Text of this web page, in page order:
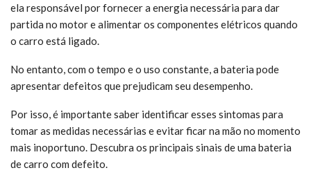
ela responsável por fornecer a energia necessária para dar
partida no motor e alimentar os componentes elétricos quando
o carro está ligado.
No entanto, com o tempo e o uso constante, a bateria pode
apresentar defeitos que prejudicam seu desempenho.
Por isso, é importante saber identificar esses sintomas para
tomar as medidas necessárias e evitar ficar na mão no momento
mais inoportuno. Descubra os principais sinais de uma bateria
de carro com defeito.